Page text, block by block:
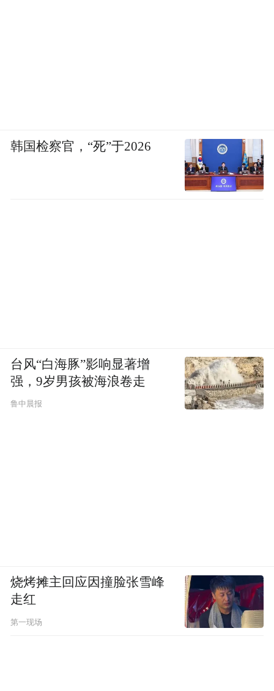
韩国检察官，“死”于2026
台风“白海豚”影响显著增
强，9岁男孩被海浪卷走
鲁中晨报
烧烤摊主回应因撞脸张雪峰
走红
第一现场